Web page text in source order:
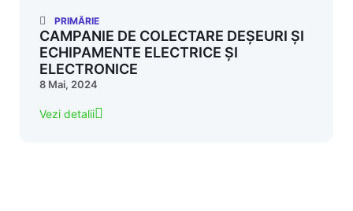
PRIMĂRIE
CAMPANIE DE COLECTARE DEȘEURI ȘI
ECHIPAMENTE ELECTRICE ȘI
ELECTRONICE
8 Mai, 2024
Vezi detalii